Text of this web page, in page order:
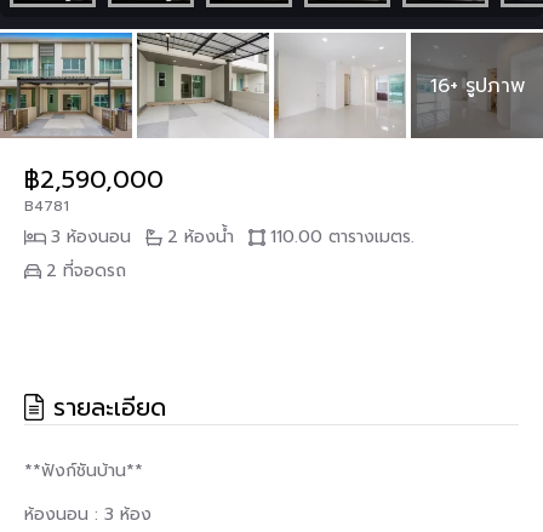
16+ รูปภาพ
฿2,590,000
B4781
3 ห้องนอน 2 ห้องน้ำ
110.00 ตารางเมตร.
2 ที่จอดรถ
รายละเอียด
**ฟังก์ชันบ้าน**
ห้องนอน : 3 ห้อง